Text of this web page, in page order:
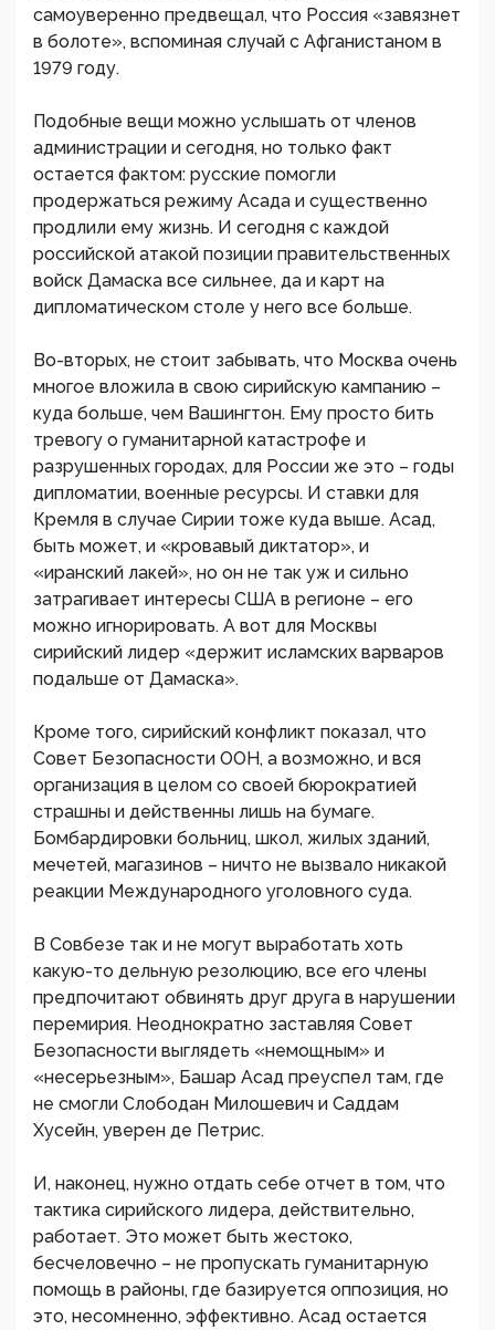
самоуверенно предвещал, что Россия «завязнет
в болоте», вспоминая случай с Афганистаном в
1979 году.
Подобные вещи можно услышать от членов
администрации и сегодня, но только факт
остается фактом: русские помогли
продержаться режиму Асада и существенно
продлили ему жизнь. И сегодня с каждой
российской атакой позиции правительственных
войск Дамаска все сильнее, да и карт на
дипломатическом столе у него все больше.
Во-вторых, не стоит забывать, что Москва очень
многое вложила в свою сирийскую кампанию –
куда больше, чем Вашингтон. Ему просто бить
тревогу о гуманитарной катастрофе и
разрушенных городах, для России же это – годы
дипломатии, военные ресурсы. И ставки для
Кремля в случае Сирии тоже куда выше. Асад,
быть может, и «кровавый диктатор», и
«иранский лакей», но он не так уж и сильно
затрагивает интересы США в регионе – его
можно игнорировать. А вот для Москвы
сирийский лидер «держит исламских варваров
подальше от Дамаска».
Кроме того, сирийский конфликт показал, что
Совет Безопасности ООН, а возможно, и вся
организация в целом со своей бюрократией
страшны и действенны лишь на бумаге.
Бомбардировки больниц, школ, жилых зданий,
мечетей, магазинов – ничто не вызвало никакой
реакции Международного уголовного суда.
В Совбезе так и не могут выработать хоть
какую-то дельную резолюцию, все его члены
предпочитают обвинять друг друга в нарушении
перемирия. Неоднократно заставляя Совет
Безопасности выглядеть «немощным» и
«несерьезным», Башар Асад преуспел там, где
не смогли Слободан Милошевич и Саддам
Хусейн, уверен де Петрис.
И, наконец, нужно отдать себе отчет в том, что
тактика сирийского лидера, действительно,
работает. Это может быть жестоко,
бесчеловечно – не пропускать гуманитарную
помощь в районы, где базируется оппозиция, но
это, несомненно, эффективно. Асад остается